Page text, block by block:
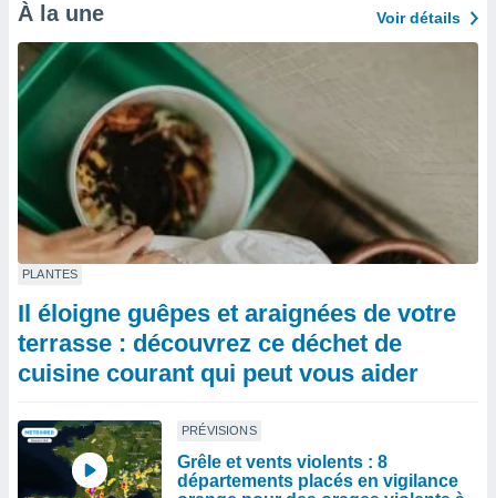
À la une Voir détails
PLANTES
Il éloigne guêpes et araignées de votre
terrasse : découvrez ce déchet de
cuisine courant qui peut vous aider
PRÉVISIONS
Grêle et vents violents : 8
départements placés en vigilance